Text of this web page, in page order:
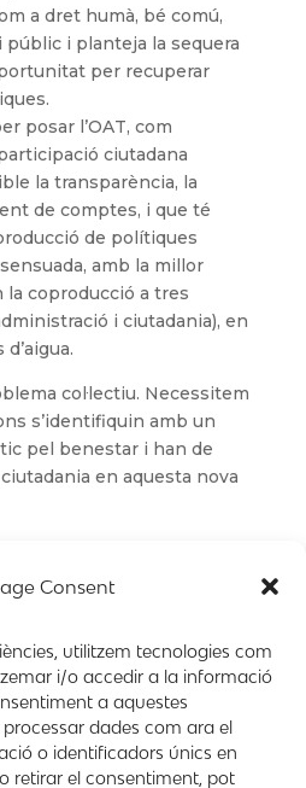
Consent
utilitzem tecnologies com
i/o accedir a la informació
a aquestes
dades com ara el
o identificadors únics en
retirar el consentiment, pot
a dret humà, bé comú,
i planteja la sequera
per recuperar
posar l’OAT, com
ciutadana
la transparència, la
de comptes, i que té
de polítiques
amb la millor
la coproducció a tres
i ciutadania), en
col·lectiu. Necessitem
s’identifiquin amb un
pel benestar i han de
en aquesta nova